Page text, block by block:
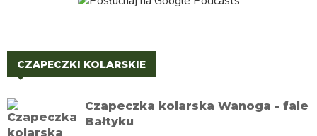
CZAPECZKI KOLARSKIE
Czapeczka kolarska Wanoga - fale
Bałtyku